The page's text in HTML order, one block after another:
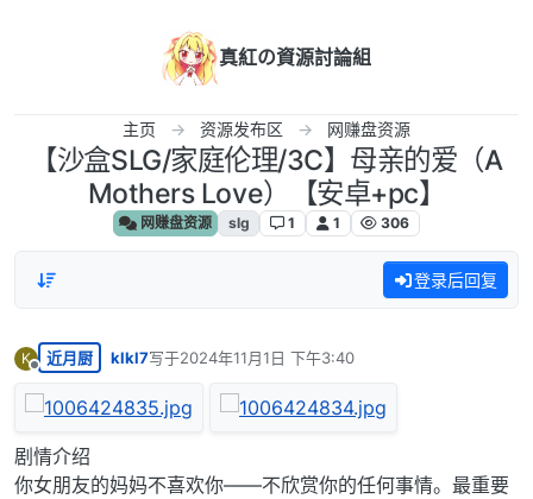
真紅の資源討論組
主页 资源发布区 网赚盘资源
【沙盒SLG/家庭伦理/3C】母亲的爱（A
Mothers Love）【安卓+pc】
网赚盘资源 slg 1 1 306
登录后回复
K
离线
近月厨 klkl7写于2024年11月1日 下午3:40
最后由 编辑
剧情介绍
你女朋友的妈妈不喜欢你——不欣赏你的任何事情。最重要